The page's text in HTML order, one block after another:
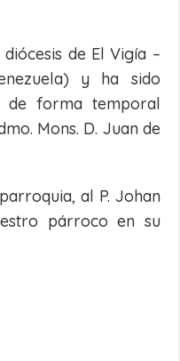
de El Vigía –
y ha sido
de forma temporal
Mons. D. Juan de
al P. Johan
párroco en su